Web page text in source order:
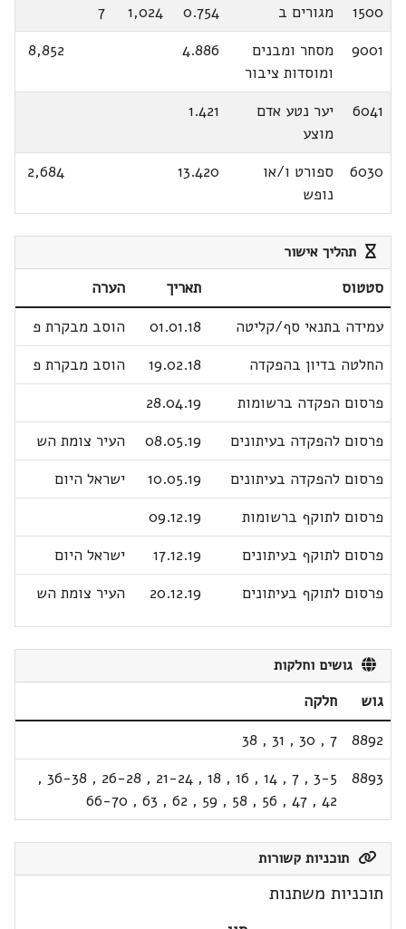
1500
מגורים ב 0.754
1,024
7
9001
מסחר ומבנים
ומוסדות ציבור
4.886
8,852
6041
יער נטע אדם
מוצע
1.421
6030
ספורט ו/או
נופש
13.420
2,684
תהליך אישור
סטטוס תאריך
הערה
עמידה בתנאי סף/קליטה
01.01.18
הוסב מבקרת פ
החלטה בדיון בהפקדה
19.02.18
הוסב מבקרת פ
פרסום הפקדה ברשומות
28.04.19
פרסום להפקדה בעיתונים
08.05.19
העיר צומת הש
פרסום להפקדה בעיתונים
10.05.19
ישראל היום
פרסום לתוקף ברשומות
09.12.19
פרסום לתוקף בעיתונים
17.12.19
ישראל היום
פרסום לתוקף בעיתונים
20.12.19 העיר צומת הש
גושים וחלקות
גוש
חלקה
8892
7
,
30
,
31
,
38
8893
3-5
,
7
,
14
,
16
,
18
,
21-24
,
26-28
,
36-38
,
42
,
47
,
56
,
58
,
59
,
62
,
63
,
66-70
תוכניות קשורות
תוכניות משתנות